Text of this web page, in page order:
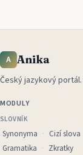
A Anika
Český jazykový portál.
MODULY
SLOVNÍK
Synonyma Cizí slova
Gramatika
Zkratky